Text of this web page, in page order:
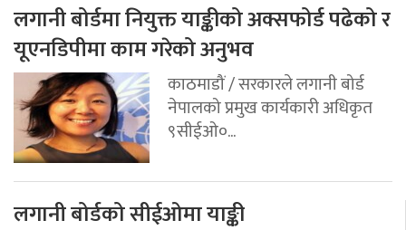
लगानी बोर्डमा नियुक्त याङ्कीको अक्सफोर्ड पढेको र
यूएनडिपीमा काम गरेको अनुभव
काठमाडौं / सरकारले लगानी बोर्ड
नेपालको प्रमुख कार्यकारी अधिकृत
९सीईओ०...
लगानी बोर्डको सीईओमा याङ्की